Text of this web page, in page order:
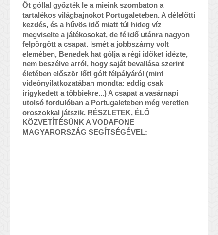
Öt góllal győzték le a mieink szombaton a
tartalékos világbajnokot Portugaleteben. A délelőtti
kezdés, és a hűvös idő miatt túl hideg víz
megviselte a játékosokat, de félidő utánra nagyon
felpörgött a csapat. Ismét a jobbszárny volt
elemében, Benedek hat gólja a régi időket idézte,
nem beszélve arról, hogy saját bevallása szerint
életében először lőtt gólt félpályáról (mint
videónyilatkozatában mondta: eddig csak
irigykedett a többiekre...) A csapat a vasárnapi
utolsó fordulóban a Portugaleteben még veretlen
oroszokkal játszik. RÉSZLETEK, ÉLŐ
KÖZVETÍTÉSÜNK A VODAFONE
MAGYARORSZÁG SEGÍTSÉGÉVEL: